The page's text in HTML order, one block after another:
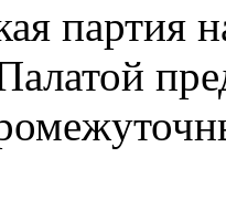
партия